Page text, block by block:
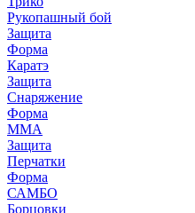
Рукопашный бой
Защита
Форма
Каратэ
Защита
Снаряжение
Форма
ММА
Защита
Перчатки
Форма
САМБО
Борцовки